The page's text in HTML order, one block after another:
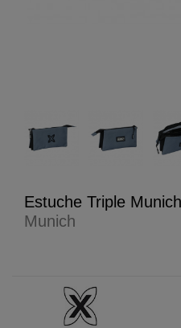
Estuche Triple
Munich